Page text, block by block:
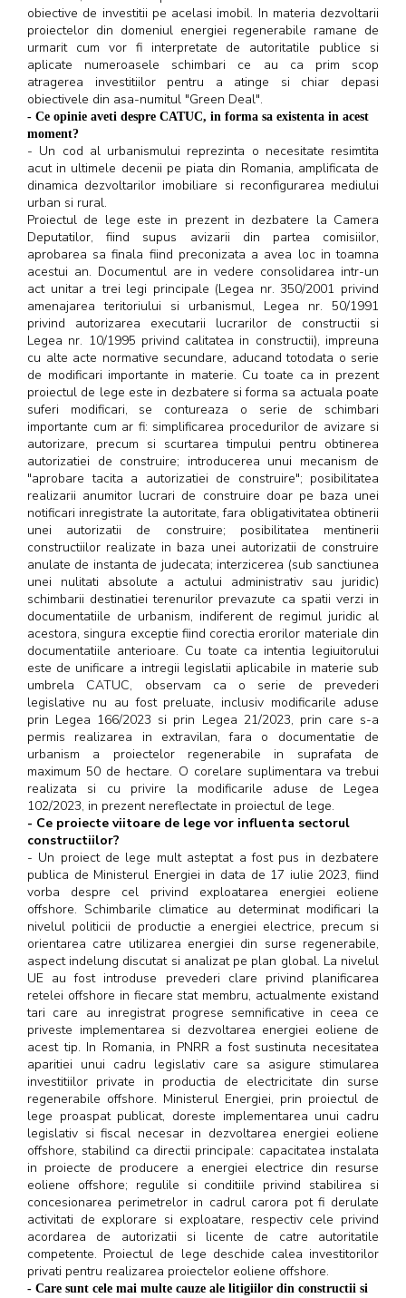
obiective de investitii pe acelasi imobil. In materia dezvoltarii
proiectelor din domeniul energiei regenerabile ramane de
urmarit cum vor fi interpretate de autoritatile publice si
aplicate numeroasele schimbari ce au ca prim scop
atragerea investitiilor pentru a atinge si chiar depasi
obiectivele din asa-numitul "Green Deal".
- Ce opinie aveti despre CATUC, in forma sa existenta in acest
moment?
- Un cod al urbanismului reprezinta o necesitate resimtita
acut in ultimele decenii pe piata din Romania, amplificata de
dinamica dezvoltarilor imobiliare si reconfigurarea mediului
urban si rural.
Proiectul de lege este in prezent in dezbatere la Camera
Deputatilor, fiind supus avizarii din partea comisiilor,
aprobarea sa finala fiind preconizata a avea loc in toamna
acestui an. Documentul are in vedere consolidarea intr-un
act unitar a trei legi principale (Legea nr. 350/2001 privind
amenajarea teritoriului si urbanismul, Legea nr. 50/1991
privind autorizarea executarii lucrarilor de constructii si
Legea nr. 10/1995 privind calitatea in constructii), impreuna
cu alte acte normative secundare, aducand totodata o serie
de modificari importante in materie. Cu toate ca in prezent
proiectul de lege este in dezbatere si forma sa actuala poate
suferi modificari, se contureaza o serie de schimbari
importante cum ar fi: simplificarea procedurilor de avizare si
autorizare, precum si scurtarea timpului pentru obtinerea
autorizatiei de construire; introducerea unui mecanism de
"aprobare tacita a autorizatiei de construire"; posibilitatea
realizarii anumitor lucrari de construire doar pe baza unei
notificari inregistrate la autoritate, fara obligativitatea obtinerii
unei autorizatii de construire; posibilitatea mentinerii
constructiilor realizate in baza unei autorizatii de construire
anulate de instanta de judecata; interzicerea (sub sanctiunea
unei nulitati absolute a actului administrativ sau juridic)
schimbarii destinatiei terenurilor prevazute ca spatii verzi in
documentatiile de urbanism, indiferent de regimul juridic al
acestora, singura exceptie fiind corectia erorilor materiale din
documentatiile anterioare. Cu toate ca intentia legiuitorului
este de unificare a intregii legislatii aplicabile in materie sub
umbrela CATUC, observam ca o serie de prevederi
legislative nu au fost preluate, inclusiv modificarile aduse
prin Legea 166/2023 si prin Legea 21/2023, prin care s-a
permis realizarea in extravilan, fara o documentatie de
urbanism a proiectelor regenerabile in suprafata de
maximum 50 de hectare. O corelare suplimentara va trebui
realizata si cu privire la modificarile aduse de Legea
102/2023, in prezent nereflectate in proiectul de lege.
- Ce proiecte viitoare de lege vor influenta sectorul
constructiilor?
- Un proiect de lege mult asteptat a fost pus in dezbatere
publica de Ministerul Energiei in data de 17 iulie 2023, fiind
vorba despre cel privind exploatarea energiei eoliene
offshore. Schimbarile climatice au determinat modificari la
nivelul politicii de productie a energiei electrice, precum si
orientarea catre utilizarea energiei din surse regenerabile,
aspect indelung discutat si analizat pe plan global. La nivelul
UE au fost introduse prevederi clare privind planificarea
retelei offshore in fiecare stat membru, actualmente existand
tari care au inregistrat progrese semnificative in ceea ce
priveste implementarea si dezvoltarea energiei eoliene de
acest tip. In Romania, in PNRR a fost sustinuta necesitatea
aparitiei unui cadru legislativ care sa asigure stimularea
investitiilor private in productia de electricitate din surse
regenerabile offshore. Ministerul Energiei, prin proiectul de
lege proaspat publicat, doreste implementarea unui cadru
legislativ si fiscal necesar in dezvoltarea energiei eoliene
offshore, stabilind ca directii principale: capacitatea instalata
in proiecte de producere a energiei electrice din resurse
eoliene offshore; regulile si conditiile privind stabilirea si
concesionarea perimetrelor in cadrul carora pot fi derulate
activitati de explorare si exploatare, respectiv cele privind
acordarea de autorizatii si licente de catre autoritatile
competente. Proiectul de lege deschide calea investitorilor
privati pentru realizarea proiectelor eoliene offshore.
- Care sunt cele mai multe cauze ale litigiilor din constructii si